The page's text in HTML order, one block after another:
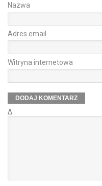
Nazwa
Adres email
Witryna internetowa
Δ